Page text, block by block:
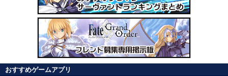
おすすめゲームアプリ